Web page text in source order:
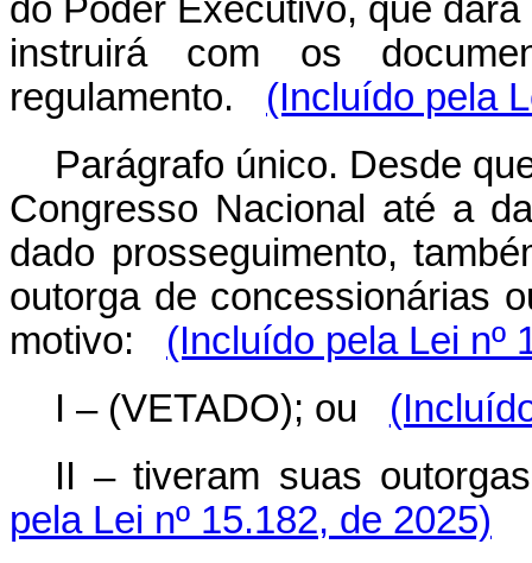
do Poder Executivo, que
instruirá com os
regulamento. (Incluído pela
Parágrafo único. Desde
Congresso Nacional até a
dado prosseguimento,
outorga de concessionárias
motivo:
(Incluído pela Lei nº
I – (VETADO); ou
II – tiveram suas
pela Lei nº 15.182, de 2025)